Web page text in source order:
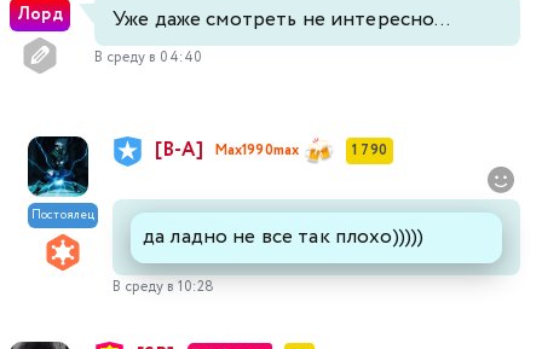
Лорд Уже даже смотреть не интересно...
В среду в 04:40
Постоялец
[В-А] Max1990max 1 790
да ладно не все так плохо)))))
В среду в 10:28